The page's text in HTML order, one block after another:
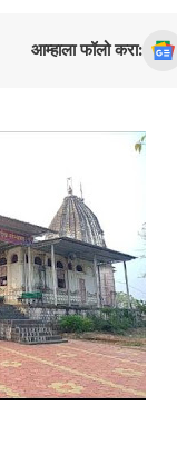
आम्हाला फॉलो करा: